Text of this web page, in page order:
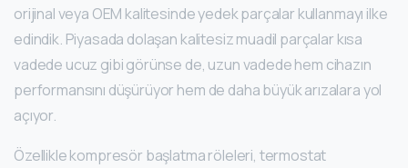
orijinal veya OEM kalitesinde yedek parçalar kullanmayı ilke
edindik. Piyasada dolaşan kalitesiz muadil parçalar kısa
vadede ucuz gibi görünse de, uzun vadede hem cihazın
performansını düşürüyor hem de daha büyük arızalara yol
açıyor.
Özellikle kompresör başlatma röleleri, termostat